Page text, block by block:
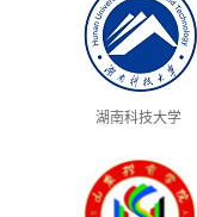
湖南科技大学